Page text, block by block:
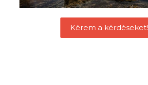
Kérem a kérdéseket!